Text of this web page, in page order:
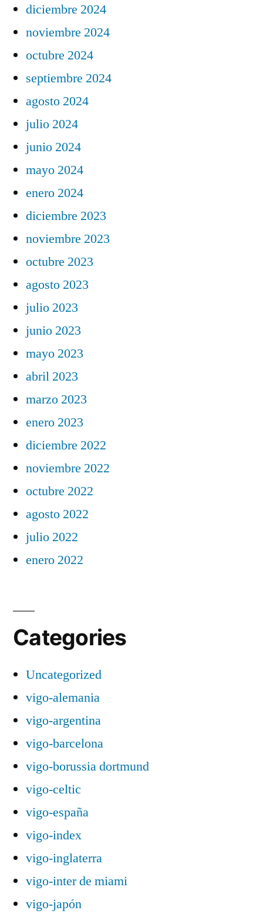
diciembre 2024
noviembre 2024
octubre 2024
septiembre 2024
agosto 2024
julio 2024
junio 2024
mayo 2024
enero 2024
diciembre 2023
noviembre 2023
octubre 2023
agosto 2023
julio 2023
junio 2023
mayo 2023
abril 2023
marzo 2023
enero 2023
diciembre 2022
noviembre 2022
octubre 2022
agosto 2022
julio 2022
enero 2022
Categories
Uncategorized
vigo-alemania
vigo-argentina
vigo-barcelona
vigo-borussia dortmund
vigo-celtic
vigo-españa
vigo-index
vigo-inglaterra
vigo-inter de miami
vigo-japón